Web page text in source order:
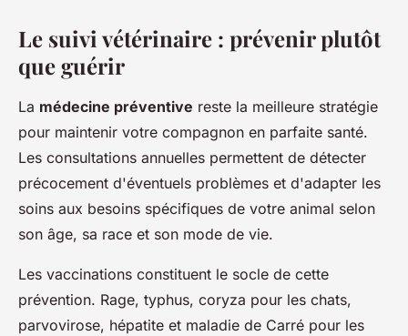
Le suivi vétérinaire : prévenir plutôt
que guérir
La médecine préventive reste la meilleure stratégie
pour maintenir votre compagnon en parfaite santé.
Les consultations annuelles permettent de détecter
précocement d'éventuels problèmes et d'adapter les
soins aux besoins spécifiques de votre animal selon
son âge, sa race et son mode de vie.
Les vaccinations constituent le socle de cette
prévention. Rage, typhus, coryza pour les chats,
parvovirose, hépatite et maladie de Carré pour les